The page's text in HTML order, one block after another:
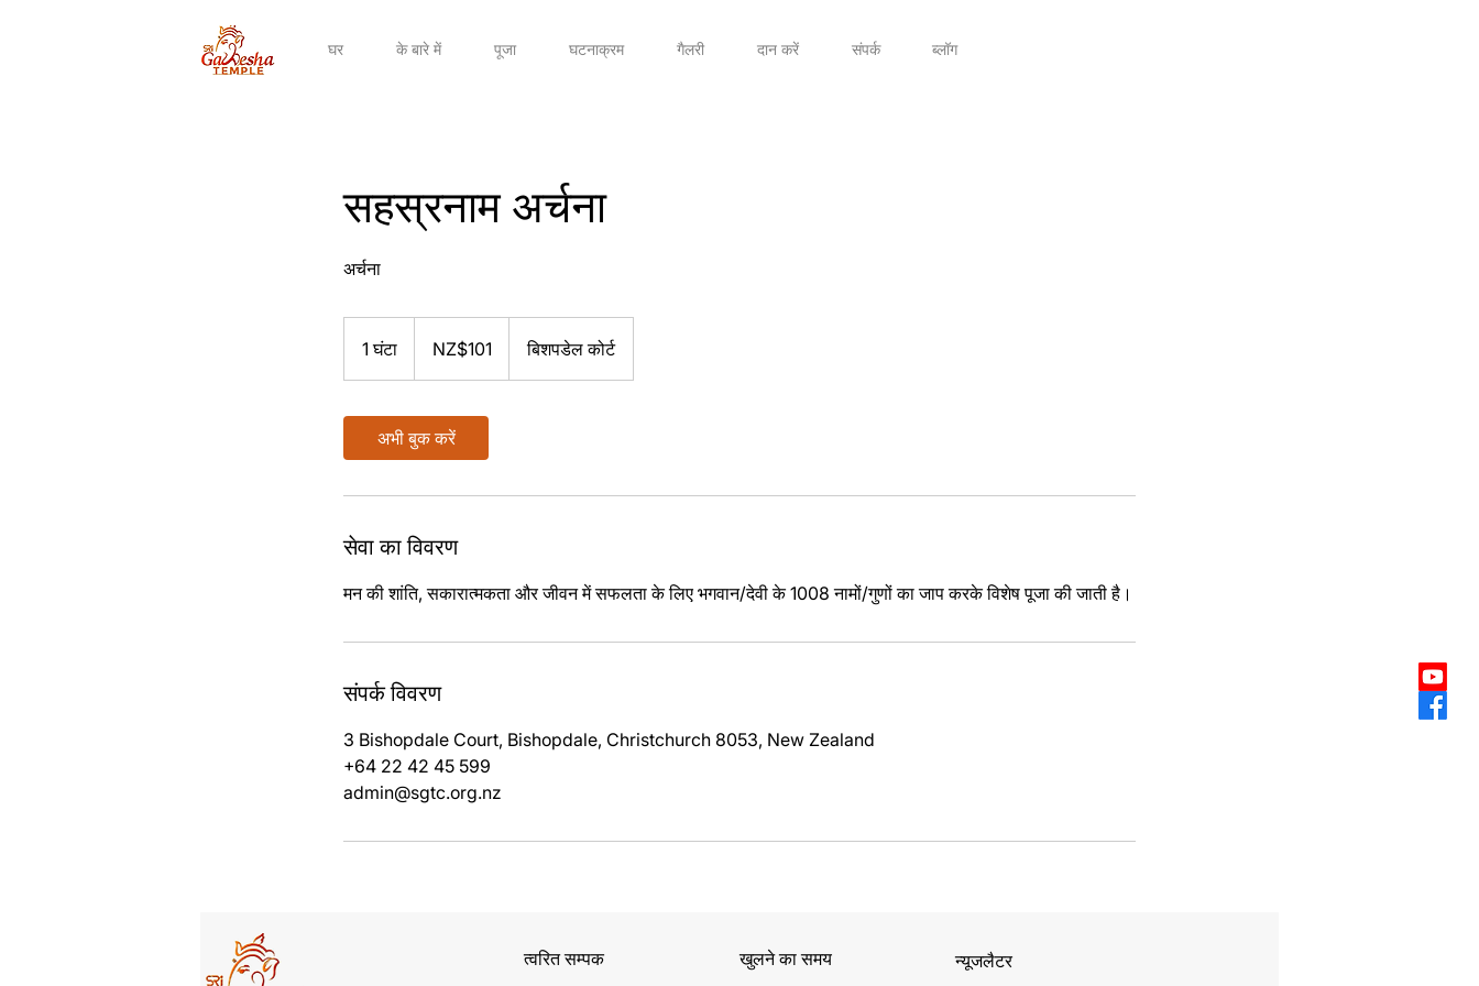
घर के बारे में पूजा घटनाक्रम गैलरी दान करें संपर्क ब्लॉग
सहस्रनाम अर्चना
अर्चना
1 घंटा
घं
NZ$101 बिशपडेल कोर्ट
अभी बुक करें
सेवा का विवरण
मन की शांति, सकारात्मकता और जीवन में सफलता के लिए भगवान/देवी के 1008 नामों/गुणों का जाप करके विशेष पूजा की जाती है।
संपर्क विवरण
3 Bishopdale Court, Bishopdale, Christchurch 8053, New Zealand
+64 22 42 45 599
admin@sgtc.org.nz
त्वरित सम्पक खुलने का समय न्यूजलैटर